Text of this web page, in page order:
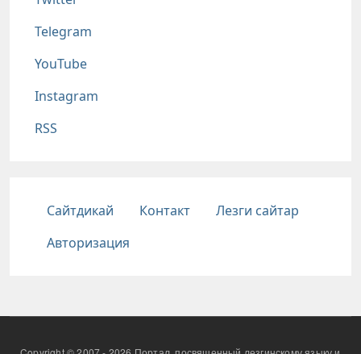
Telegram
YouTube
Instagram
RSS
Подвал
Сайтдикай Контакт
Лезги сайтар
Авторизация